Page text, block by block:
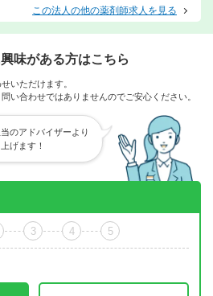
この法人の他の薬剤師求人を見る
味がある方はこちら
いただけます。
い合わせではありませんのでご安心ください。
のアドバイザーより
げます！
3 4 5